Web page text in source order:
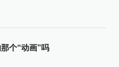
个“动画”吗